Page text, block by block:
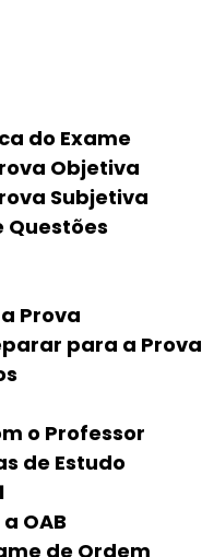
do Exame
Objetiva
Subjetiva
Questões
Prova
para a Prova
o Professor
de Estudo
OAB
de Ordem